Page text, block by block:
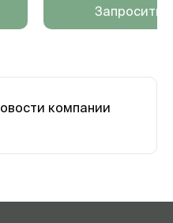
Запросить
компании